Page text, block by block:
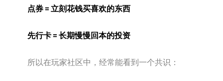
点券 = 立刻花钱买喜欢的东西
先行卡 = 长期慢慢回本的投资
所以在玩家社区中，经常能看到一个共识：